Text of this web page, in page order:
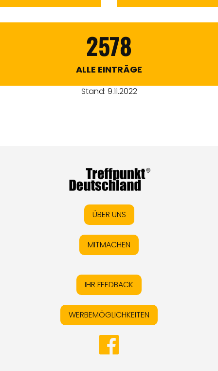
2578
ALLE EINTRÄGE
Stand: 9.11.2022
ÜBER UNS
MITMACHEN
IHR FEEDBACK
WERBEMÖGLICHKEITEN